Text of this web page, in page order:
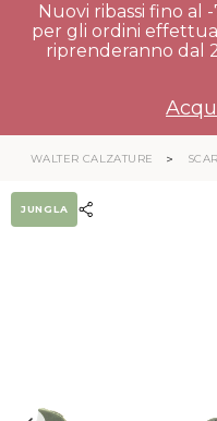
Nuovi ribassi fino al
per gli ordini
riprenderanno dal
WALTER CALZATURE
JUNGLA